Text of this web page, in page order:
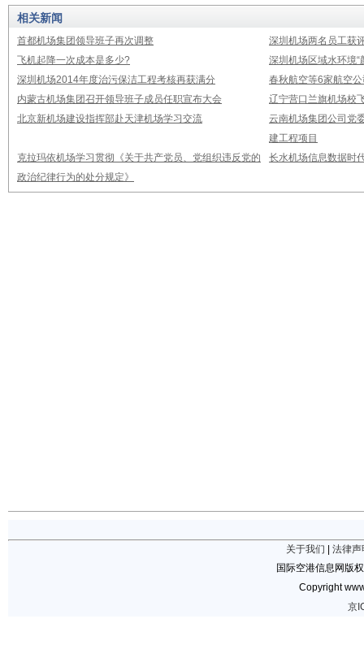
相关新闻
首都机场集团领导班子再次调整
深圳机场两名员工获
飞机起降一次成本是多少?
深圳机场区域水环境“
深圳机场2014年度治污保洁工程考核再获满分
春秋航空等6家航空
内蒙古机场集团召开领导班子成员任职宣布大会
辽宁营口兰旗机场校
北京新机场建设指挥部赴天津机场学习交流
云南机场集团公司党
建工程项目
克拉玛依机场学习贯彻《关于共产党员、党组织违反党的
政治纪律行为的处分规定》
长水机场信息数据时
关于我们
法律声
国际空港信息网版
Copyright
京